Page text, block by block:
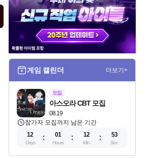
게임 캘린더 더보기+
모집
08.19
아스오라 CBT 모집
참가자 모집까지 남은 기간
12
Days
01
Hours
12
Min
51
Sec